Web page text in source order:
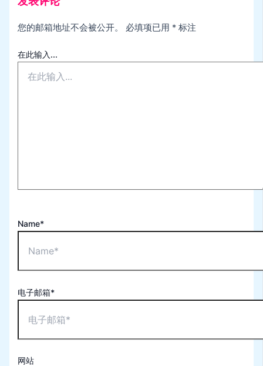
您的邮箱地址不会被公开。 必填项已用 * 标注
在此输入...
Name*
电子邮箱*
网站